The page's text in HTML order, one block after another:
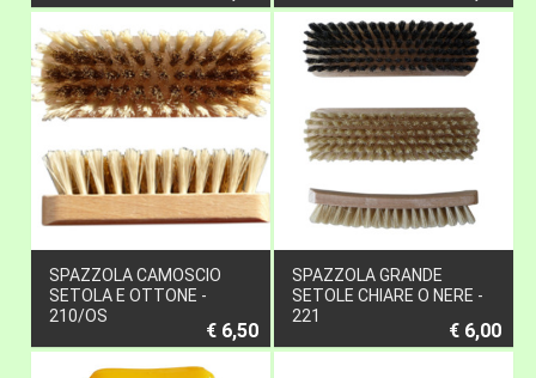
SPAZZOLA CAMOSCIO
SETOLA E OTTONE -
210/OS
€ 6,50
SPAZZOLA GRANDE
SETOLE CHIARE O NERE -
221
€ 6,00